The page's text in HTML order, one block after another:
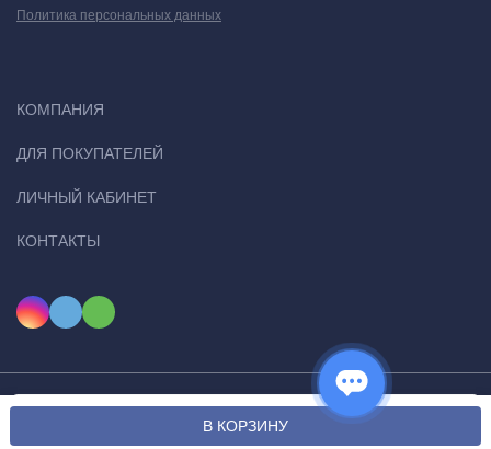
В КОРЗИНУ
Политика персональных данных
КОМПАНИЯ
ДЛЯ ПОКУПАТЕЛЕЙ
ЛИЧНЫЙ КАБИНЕТ
КОНТАКТЫ
© 2026 Ugital. Все права защищены
Мы используем файлы cookie, чтобы сайт был лучше для